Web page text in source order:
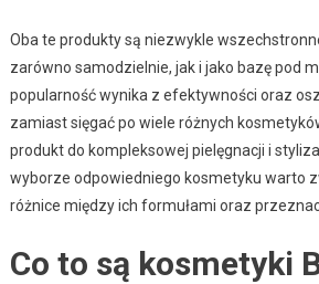
Oba te produkty są niezwykle
zarówno samodzielnie, jak i jako bazę pod
popularność wynika z efektywności oraz
zamiast sięgać po wiele różnych
produkt do kompleksowej pielęgnacji i
wyborze odpowiedniego kosmetyku warto
różnice między ich formułami oraz
Co to są kosmetyki